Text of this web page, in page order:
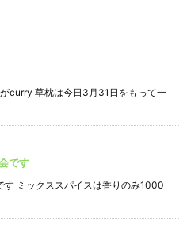
curry 草枕は今日3月31日をもって一
です
ミックススパイスは香りのみ1000